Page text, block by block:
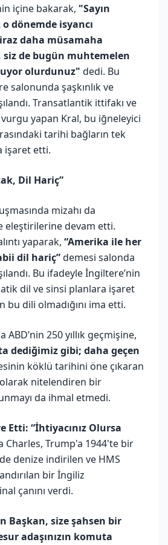
içine bakarak, "Sayın
dönemde isyancı
daha müsamaha
de bugün muhtemelen
olurdunuz" dedi. Bu
salonunda şaşkınlık ve
Transatlantik ittifakı ve
yapan Kral, bu iğneleyici
tarihi bağların tek
işaret etti.
Dil Hariç”
mizahı da
eleştirilerine devam etti.
yaparak, “Amerika ile her
dil hariç”demesi salonda
Bu ifadeyle İngiltere’nin
dil ve sinsi planlara işaret
bu dili olmadığını ima etti.
ABD’nin 250 yıllık geçmişine,
dediğimiz gibi; daha geçen
köklü tarihini öne çıkaran
nitelendiren bir
da ihmal etmedi.
Etti: “İhtiyacınız Olursa
Charles, Trump'a 1944'te bir
denize indirilen ve HMS
bir İngiliz
çanını verdi.
Başkan, size şahsen bir
adaşınızın komuta